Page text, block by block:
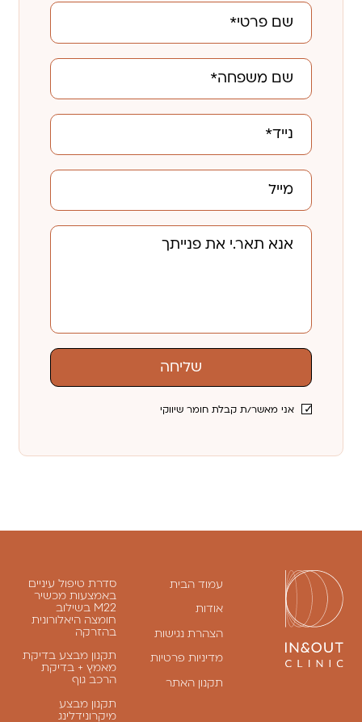
שליחה
אני מאשר/ת קבלת חומר שיווקי
עמוד הבית
אודות
הצהרת נגישות
מדיניות פרטיות
תקנון האתר
סדרת טיפול עיניים
באמצעות מכשיר
M22 בשילוב
חומצה היאלורונית
בהזרקה
תקנון מבצע בדיקת
מאמץ + בדיקת
הרכב גוף
תקנון מבצע
מיקרונידלינג